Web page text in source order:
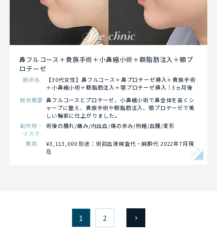
鼻フルコース＋貴族手術＋小鼻縮小術＋額脂肪注入＋顎プ
ロテーゼ
施術名
【30代女性】鼻フルコース＋鼻プロテーゼ挿入＋貴族手術
＋小鼻縮小術＋額脂肪注入＋顎プロテーゼ挿入｜3ヵ月後
施術概要 鼻フルコースとプロテーゼ、小鼻縮小術で鼻全体を高くシ
ャープに整え、貴族手術や額脂肪注入、顎プロテーゼで美
しい輪郭に仕上がりました。
副作用・
リスク
術後の腫れ/痛み/内出血/傷の赤み/拘縮/血腫/変形
費用
¥3,113,000 別途：術前血液検査代・麻酔代 2022年7月現
在
click
1 2